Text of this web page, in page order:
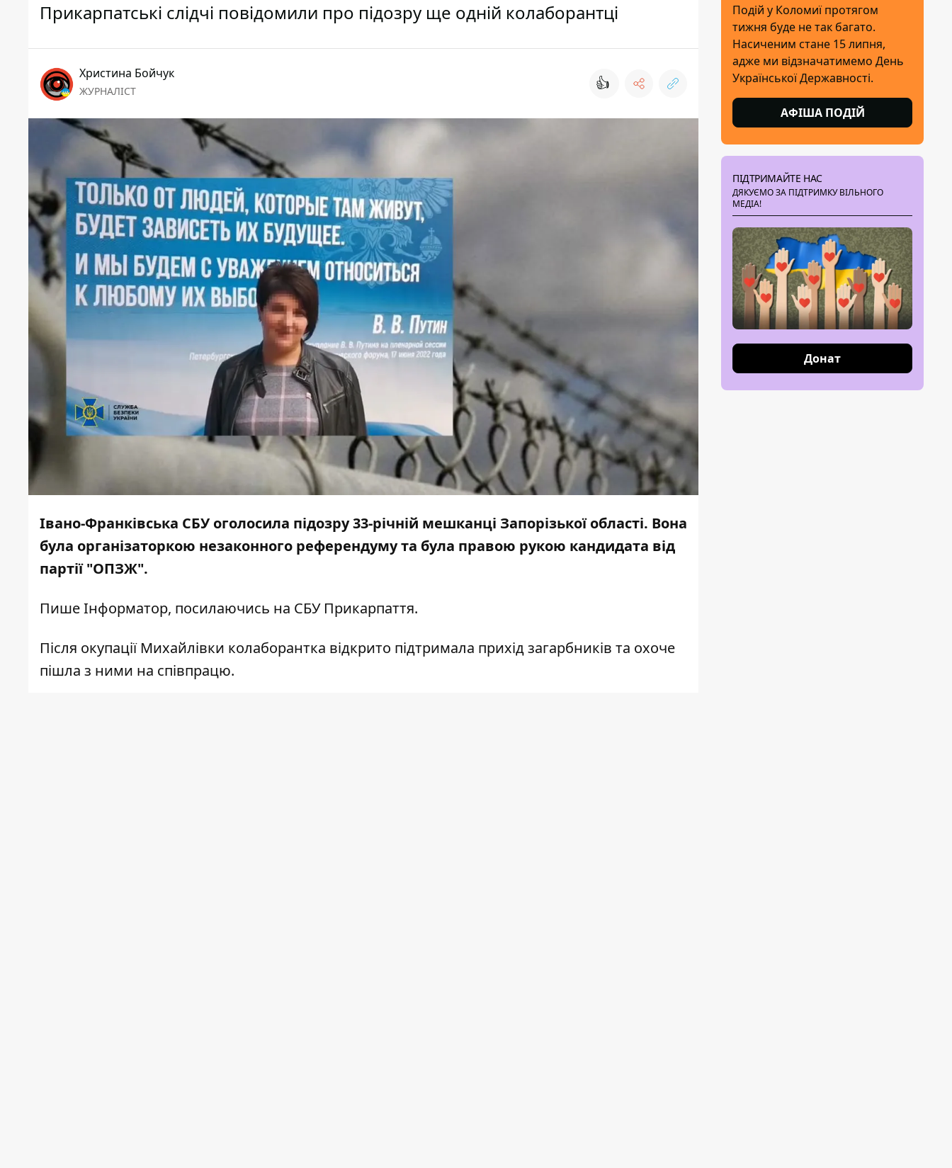
Прикарпатські слідчі повідомили про підозру ще одній колаборантці
Христина Бойчук
ЖУРНАЛІСТ 👍
Івано-Франківська СБУ оголосила підозру 33-річній мешканці Запорізької області. Вона
була організаторкою незаконного референдуму та була правою рукою кандидата від
партії "ОПЗЖ".
ПишеІнформатор, посилаючись на СБУ Прикарпаття.
Після окупації Михайлівки колаборантка відкрито підтримала прихід загарбників та охоче
пішла з ними на співпрацю.
Подій у Коломиї протягом
тижня буде не так багато.
Насиченим стане 15 липня,
адже ми відзначатимемо День
Української Державності.
АФІША ПОДІЙ
ПІДТРИМАЙТЕ НАС
ДЯКУЄМО ЗА ПІДТРИМКУ ВІЛЬНОГО
МЕДІА!
Донат